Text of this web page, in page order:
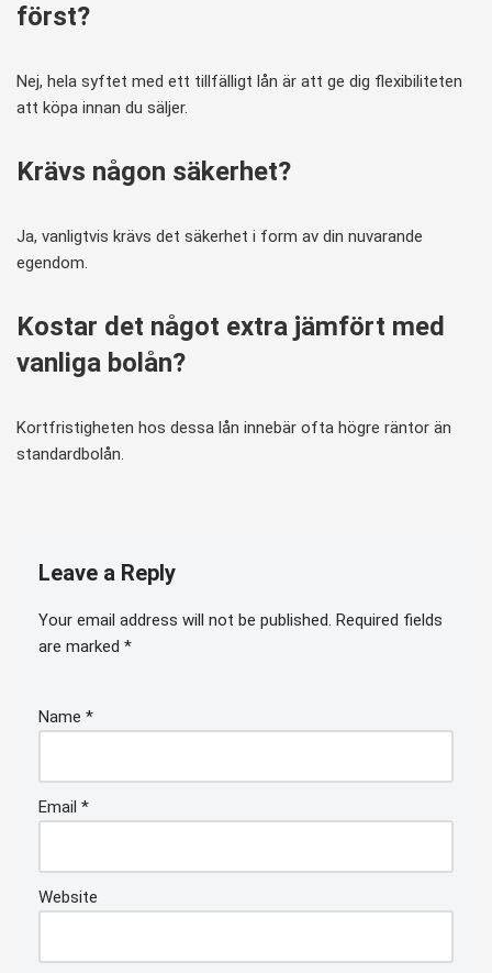
först?
Nej, hela syftet med ett tillfälligt lån är att ge dig flexibiliteten
att köpa innan du säljer.
Krävs någon säkerhet?
Ja, vanligtvis krävs det säkerhet i form av din nuvarande
egendom.
Kostar det något extra jämfört med
vanliga bolån?
Kortfristigheten hos dessa lån innebär ofta högre räntor än
standardbolån.
Leave a Reply
Your email address will not be published. Required fields
are marked *
Name *
Email *
Website